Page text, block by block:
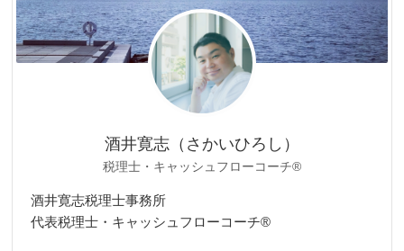
酒井寛志（さかいひろし）
税理士・キャッシュフローコーチ®
酒井寛志税理士事務所
代表税理士・キャッシュフローコーチ®